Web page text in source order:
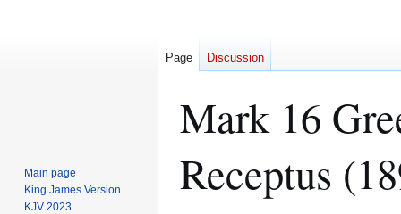
Mark 16
Receptus
Page Discussion
Main page
King James Version
KJV 2023